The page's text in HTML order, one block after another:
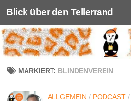
Unter dem Inhalt
Blick über den Tellerrand
MARKIERT: BLINDENVEREIN
ALLGEMEIN / PODCAST /